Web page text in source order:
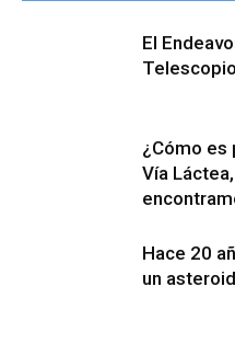
El
¿Cómo es
Vía
Hace 20
un